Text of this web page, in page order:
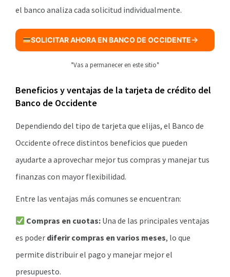
el banco analiza cada solicitud individualmente.
SOLICITAR AHORA EN BANCO DE OCCIDENTE
*Vas a permanecer en este sitio*
Beneficios y ventajas de la tarjeta de crédito del
Banco de Occidente
Dependiendo del tipo de tarjeta que elijas, el Banco de
Occidente ofrece distintos beneficios que pueden
ayudarte a aprovechar mejor tus compras y manejar tus
finanzas con mayor flexibilidad.
Entre las ventajas más comunes se encuentran:
Compras en cuotas: Una de las principales ventajas
es poder diferir compras en varios meses, lo que
permite distribuir el pago y manejar mejor el
presupuesto.